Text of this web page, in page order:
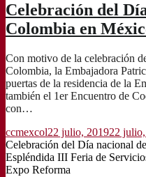
Celebración del
Colombia en
Con motivo de la celebración
Colombia, la Embajadora
puertas de la residencia de la
también el 1er Encuentro de
con…
ccmexcol22 julio, 201922
Celebración del Día nacional
Espléndida III Feria de
Expo Reforma